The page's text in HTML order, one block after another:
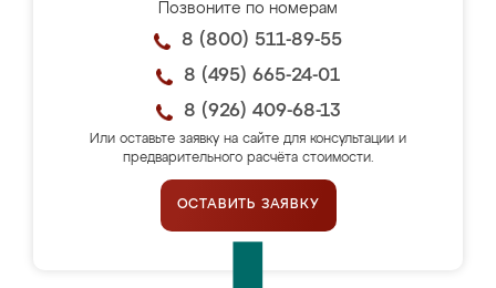
Позвоните по номерам
8 (800) 511-89-55
8 (495) 665-24-01
8 (926) 409-68-13
Или оставьте заявку на сайте для консультации и
предварительного расчёта стоимости.
ОСТАВИТЬ ЗАЯВКУ